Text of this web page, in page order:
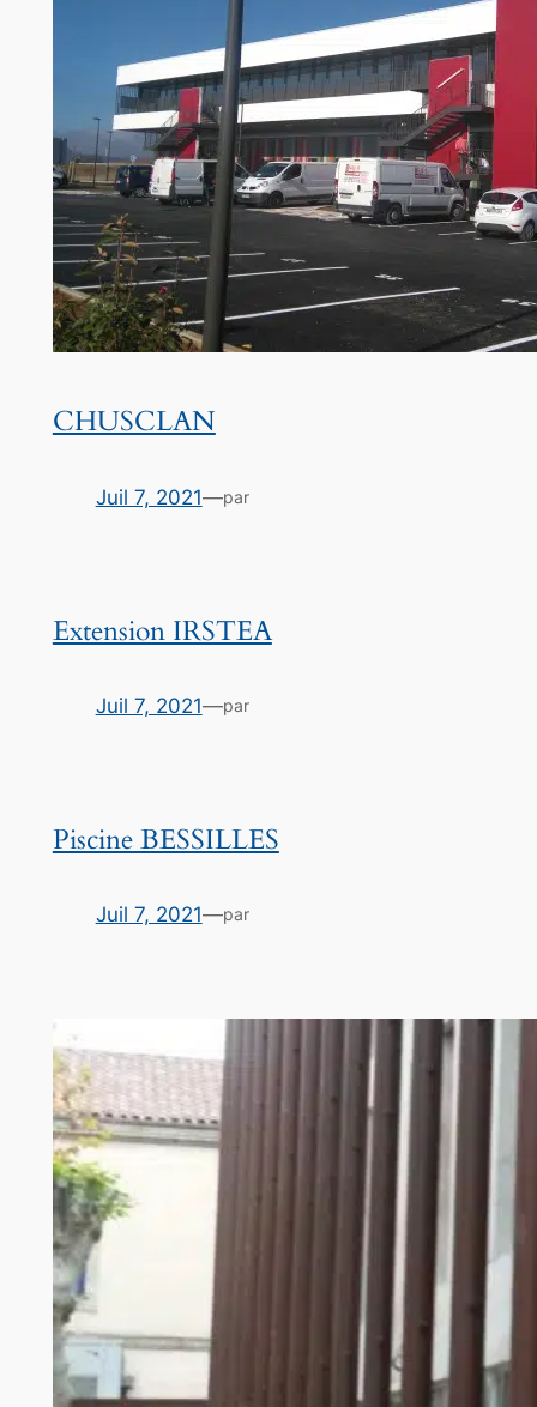
CHUSCLAN
Juil 7, 2021—par
Extension IRSTEA
Juil 7, 2021—par
Piscine BESSILLES
Juil 7, 2021—par